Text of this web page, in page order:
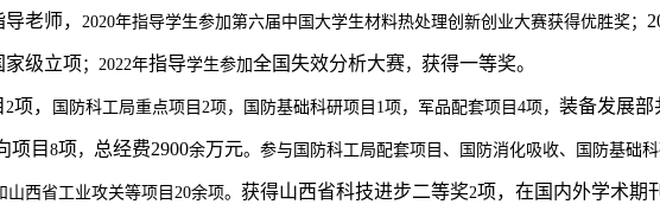
老师， 2020年指导学生参加第六届中国大学生材料热处理创新创业大赛获得优胜奖；
家级立项 ； 2022年指导学生参加全国失效分析大赛， 获得一等奖。
2项， 国防科工局重点项目 2项，国防基础科研项目 1项，军品配套项目 4项， 装备发展部
项目 8项 ， 总经费2900余万元。参与国防科工局配套项目、国防消化吸收、国防基础
西省工业攻关等项目20余项。 获得山西省科技进步二等奖2项，在国内外学术期